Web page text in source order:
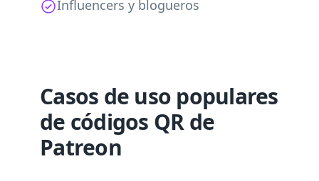
Influencers y blogueros
Casos de uso populares
de códigos QR de
Patreon